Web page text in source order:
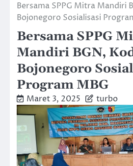
Bersama SPPG Mitra Mandiri
Bojonegoro Sosialisasi
Bersama SPPG
Mandiri BGN,
Bojonegoro
Program MBG
Maret 3, 2025 turbo